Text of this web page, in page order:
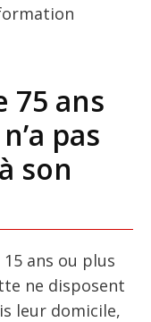
75 ans
pas
son
15 ans ou plus
ne disposent
leur domicile,